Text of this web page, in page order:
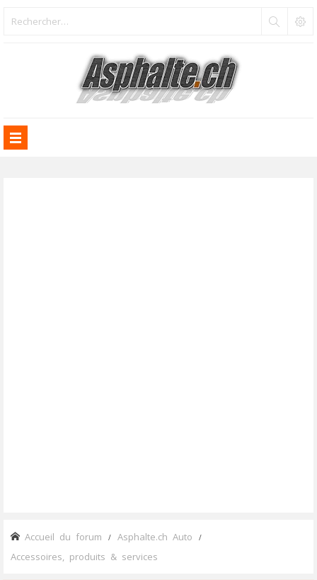
Accueil du forum Asphalte.ch Auto
Accessoires, produits & services